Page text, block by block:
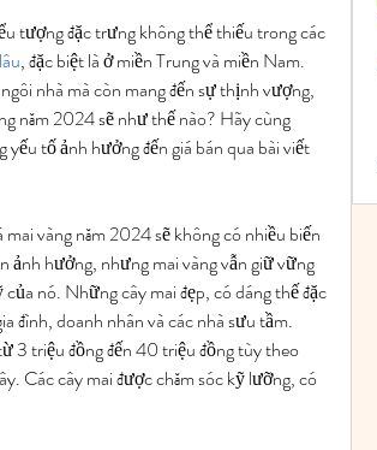
tượng đặc trưng không thể thiếu trong các
, đặc biệt là ở miền Trung và miền Nam.
nhà mà còn mang đến sự thịnh vượng,
năm 2024 sẽ như thế nào? Hãy cùng
tố ảnh hưởng đến giá bán qua bài viết
vàng năm 2024 sẽ không có nhiều biến
ảnh hưởng, nhưng mai vàng vẫn giữ vững
nó. Những cây mai đẹp, có dáng thế đặc
đình, doanh nhân và các nhà sưu tầm.
3 triệu đồng đến 40 triệu đồng tùy theo
Các cây mai được chăm sóc kỹ lưỡng, có